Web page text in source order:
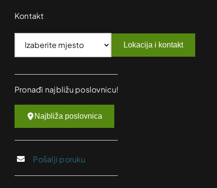
Kontakt
Lokacija i kontakt
Pronađi najbližu poslovnicu!
Najbliža poslovnica
Pošalji poruku